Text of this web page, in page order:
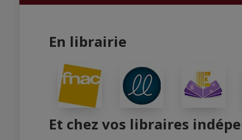
En librairie
Et chez vos libraires